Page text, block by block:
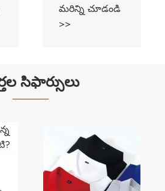
మరిన్ని చూడండి
>>
సిఫార్సులు